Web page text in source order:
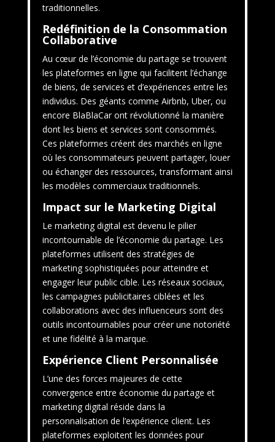
traditionnelles.
Redéfinition de la Consommation
Collaborative
Au cœur de l’économie du partage se trouvent
les plateformes en ligne qui facilitent l’échange
de biens, de services et d’expériences entre les
individus. Des géants comme Airbnb, Uber, ou
encore BlaBlaCar ont révolutionné la manière
dont les biens et services sont consommés.
Ces plateformes créent des marchés en ligne
où les consommateurs peuvent partager, louer
ou échanger des ressources, transformant ainsi
les modèles commerciaux traditionnels.
Impact sur le Marketing Digital
Le marketing digital est devenu le pilier
incontournable de l’économie du partage. Les
plateformes utilisent des stratégies de
marketing sophistiquées pour atteindre et
engager leur public cible. Les réseaux sociaux,
les campagnes publicitaires ciblées et les
collaborations avec des influenceurs sont des
outils incontournables pour créer une notoriété
et une fidélité à la marque.
Expérience Client Personnalisée
L’une des forces majeures de cette
convergence entre économie du partage et
marketing digital réside dans la
personnalisation de l’expérience client. Les
plateformes exploitent les données pour